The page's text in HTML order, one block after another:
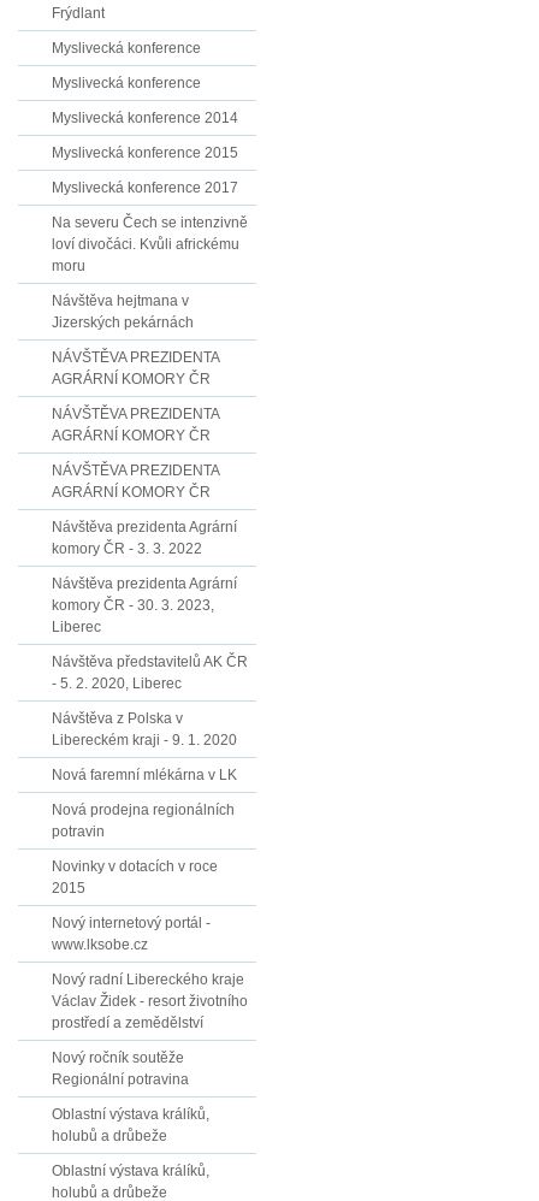
Frýdlant
Myslivecká konference
Myslivecká konference
Myslivecká konference 2014
Myslivecká konference 2015
Myslivecká konference 2017
Na severu Čech se intenzivně
loví divočáci. Kvůli africkému
moru
Návštěva hejtmana v
Jizerských pekárnách
NÁVŠTĚVA PREZIDENTA
AGRÁRNÍ KOMORY ČR
NÁVŠTĚVA PREZIDENTA
AGRÁRNÍ KOMORY ČR
NÁVŠTĚVA PREZIDENTA
AGRÁRNÍ KOMORY ČR
Návštěva prezidenta Agrární
komory ČR - 3. 3. 2022
Návštěva prezidenta Agrární
komory ČR - 30. 3. 2023,
Liberec
Návštěva představitelů AK ČR
- 5. 2. 2020, Liberec
Návštěva z Polska v
Libereckém kraji - 9. 1. 2020
Nová faremní mlékárna v LK
Nová prodejna regionálních
potravin
Novinky v dotacích v roce
2015
Nový internetový portál -
www.lksobe.cz
Nový radní Libereckého kraje
Václav Židek - resort životního
prostředí a zemědělství
Nový ročník soutěže
Regionální potravina
Oblastní výstava králíků,
holubů a drůbeže
Oblastní výstava králíků,
holubů a drůbeže